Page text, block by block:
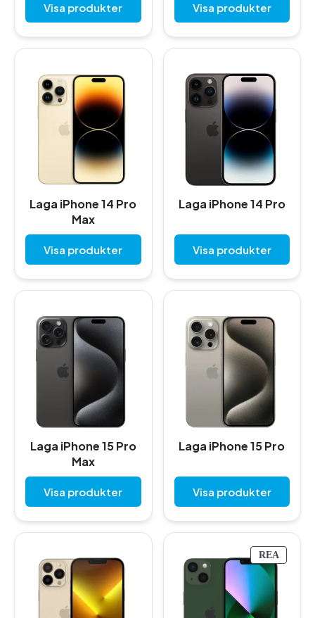
Visa produkter Visa produkter
Laga iPhone 14 Pro
Max
Visa produkter
Laga iPhone 14 Pro
Visa produkter
Laga iPhone 15 Pro
Max
Visa produkter
Laga iPhone 15 Pro
Visa produkter
REAP
R